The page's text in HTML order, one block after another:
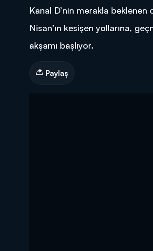
Kanal D’nin merakla beklenen
Nisan’ın kesişen yollarına,
akşamı başlıyor.
Paylaş